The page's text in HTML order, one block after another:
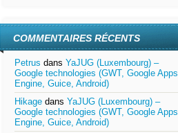
COMMENTAIRES RÉCENTS
Petrus dans YaJUG (Luxembourg) –
Google technologies (GWT, Google Apps
Engine, Guice, Android)
Hikage dans YaJUG (Luxembourg) –
Google technologies (GWT, Google Apps
Engine, Guice, Android)